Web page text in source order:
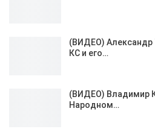
(ВИДЕО) Александр
КС и его…
(ВИДЕО) Владимир
Народном…